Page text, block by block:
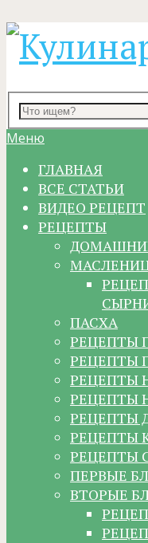
Меню
ГЛАВНАЯ
ВСЕ СТАТЬИ
ВИДЕО РЕЦЕПТ
РЕЦЕПТЫ
ПАСХА
РЕЦЕПТЫ
РЕЦЕПТЫ
РЕЦЕПТЫ
РЕЦЕПТЫ
РЕЦЕПТЫ
РЕЦЕПТЫ
РЕЦЕПТЫ
ПЕРВЫЕ
ВТОРЫЕ